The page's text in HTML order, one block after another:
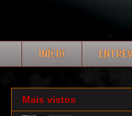
INÍCIO
Mais vistos